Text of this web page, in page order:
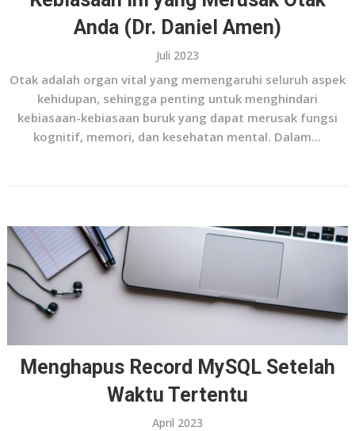
Anda (Dr. Daniel Amen)
Juli 2023
Otak adalah organ vital yang memengaruhi seluruh aspek
kehidupan, sehingga penting untuk menghindari
kebiasaan-kebiasaan buruk yang dapat merusak fungsi
kognitif, memori, dan kesehatan mental. Dalam...
Menghapus Record MySQL Setelah
Waktu Tertentu
April 2023